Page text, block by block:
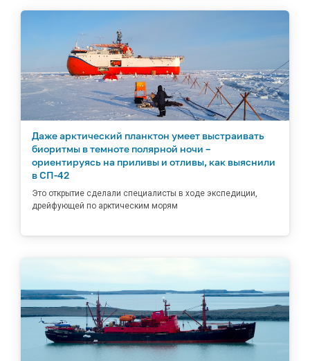
Даже арктический планктон умеет выстраивать
биоритмы в темноте полярной ночи –
ориентируясь на приливы и отливы, как выяснили
в СП-42
Это открытие сделали специалисты в ходе экспедиции,
дрейфующей по арктическим морям